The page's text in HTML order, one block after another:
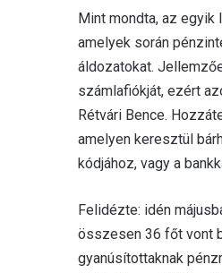
Mint mondta, az
amelyek során
áldozatokat.
számlafiókját, ezért
Rétvári Bence.
amelyen keresztül
kódjához, vagy a
Felidézte: idén
összesen 36 főt vont
gyanúsítottaknak